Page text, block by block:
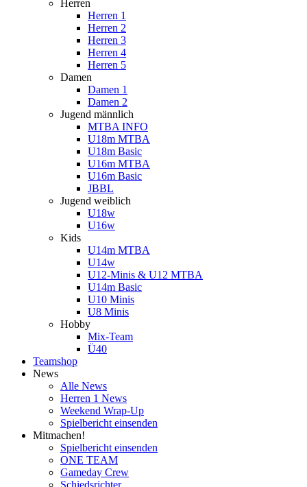
Herren
Herren 1
Herren 2
Herren 3
Herren 4
Herren 5
Damen
Damen 1
Damen 2
Jugend männlich
MTBA INFO
U18m MTBA
U18m Basic
U16m MTBA
U16m Basic
JBBL
Jugend weiblich
U18w
U16w
Kids
U14m MTBA
U14w
U12-Minis & U12 MTBA
U14m Basic
U10 Minis
U8 Minis
Hobby
Mix-Team
Ü40
Teamshop
News
Alle News
Herren 1 News
Weekend Wrap-Up
Spielbericht einsenden
Mitmachen!
Spielbericht einsenden
ONE TEAM
Gameday Crew
Schiedsrichter